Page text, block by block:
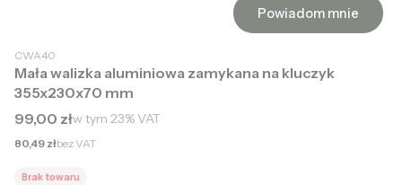
Powiadom mnie
CWA40
Mała walizka aluminiowa zamykana na kluczyk
355x230x70 mm
Cena brutto
99,00 złw tym 23%VAT
Cena netto
80,49 złbez VAT
Brak towaru